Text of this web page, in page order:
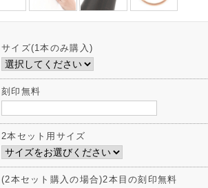
サイズ(1本のみ購入)
刻印無料
2本セット用サイズ
(2本セット購入の場合)2本目の刻印無料